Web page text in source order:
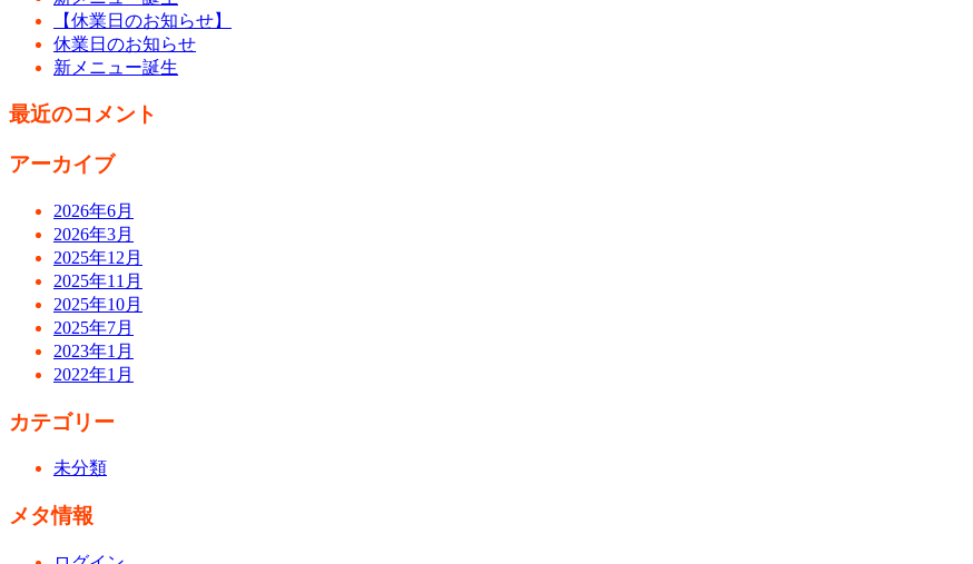
【休業日のお知らせ】
休業日のお知らせ
新メニュー誕生
最近のコメント
アーカイブ
2026年6月
2026年3月
2025年12月
2025年11月
2025年10月
2025年7月
2023年1月
2022年1月
カテゴリー
未分類
メタ情報